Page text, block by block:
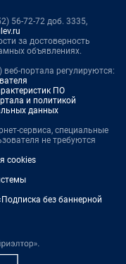
56-72-72 доб. 3335,
за достоверность
объявлениях.
портала регулируются:
ПО
и политикой
данных
сервиса, специальные
не требуются
cookies
без баннерной